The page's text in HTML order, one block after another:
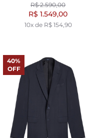
R$ 2.590,00
R$ 1.549,00
10x de R$ 154,90
40%
OFF